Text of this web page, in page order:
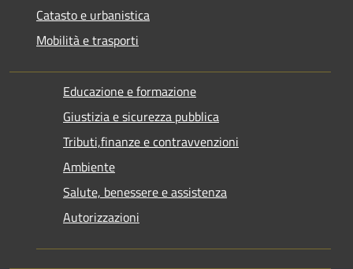
Catasto e urbanistica
Mobilità e trasporti
Educazione e formazione
Giustizia e sicurezza pubblica
Tributi,finanze e contravvenzioni
Ambiente
Salute, benessere e assistenza
Autorizzazioni